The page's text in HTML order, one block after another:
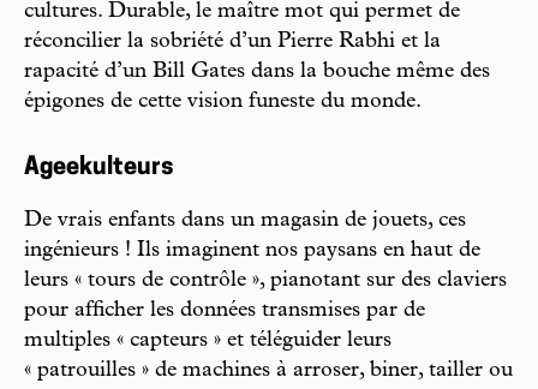
cultures. Durable, le maître mot qui permet de
réconcilier la sobriété d’un Pierre Rabhi et la
rapacité d’un Bill Gates dans la bouche même des
épigones de cette vision funeste du monde.
Ageekulteurs
De vrais enfants dans un magasin de jouets, ces
ingénieurs ! Ils imaginent nos paysans en haut de
leurs « tours de contrôle », pianotant sur des claviers
pour afficher les données transmises par de
multiples « capteurs » et téléguider leurs
« patrouilles » de machines à arroser, biner, tailler ou